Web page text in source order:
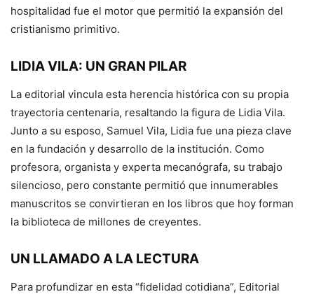
hospitalidad fue el motor que permitió la expansión del
cristianismo primitivo.
LIDIA VILA: UN GRAN PILAR
La editorial vincula esta herencia histórica con su propia
trayectoria centenaria, resaltando la figura de Lidia Vila.
Junto a su esposo, Samuel Vila, Lidia fue una pieza clave
en la fundación y desarrollo de la institución. Como
profesora, organista y experta mecanógrafa, su trabajo
silencioso, pero constante permitió que innumerables
manuscritos se convirtieran en los libros que hoy forman
la biblioteca de millones de creyentes.
UN LLAMADO A LA LECTURA
Para profundizar en esta “fidelidad cotidiana”, Editorial